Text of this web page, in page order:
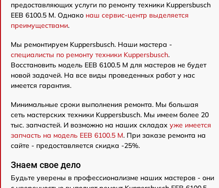
предоставляющих услуги по ремонту техники Kuppersbusch
EEB 6100.5 M. Однако наш сервис-центр выделяется
преимуществами.
Мы ремонтируем Kuppersbusch. Наши мастера -
специалисты по ремонту техники Kuppersbusch.
Восстановить модель EEB 6100.5 M для мастеров не будет
новой задачей. На все виды проведенных работ у нас
имеется гарантия.
Минимальные сроки выполнения ремонта. Мы большая
сеть мастерских техники Kuppersbusch. Мы имеем более 20
тыс. запчастей. И возможно на наших складах уже имеется
запчасть на модель EEB 6100.5 M. При заказе ремонта на
сайте - предоставляется скидка -25%.
Знаем свое дело
Будьте уверены в профессионализме наших мастеров - они